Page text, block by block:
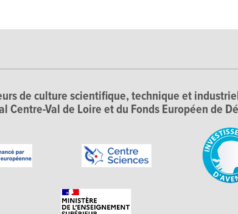
de culture scientifique, technique et
Centre-Val de Loire et du Fonds Européen de